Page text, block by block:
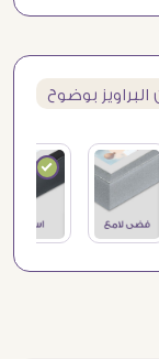
البراويز بوضوح